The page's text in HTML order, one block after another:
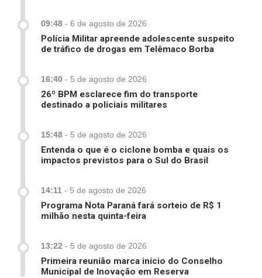
09:48 - 6 de agosto de 2026
Polícia Militar apreende adolescente suspeito
de tráfico de drogas em Telêmaco Borba
16:40 - 5 de agosto de 2026
26º BPM esclarece fim do transporte
destinado a policiais militares
15:48 - 5 de agosto de 2026
Entenda o que é o ciclone bomba e quais os
impactos previstos para o Sul do Brasil
14:11 - 5 de agosto de 2026
Programa Nota Paraná fará sorteio de R$ 1
milhão nesta quinta-feira
13:22 - 5 de agosto de 2026
Primeira reunião marca início do Conselho
Municipal de Inovação em Reserva